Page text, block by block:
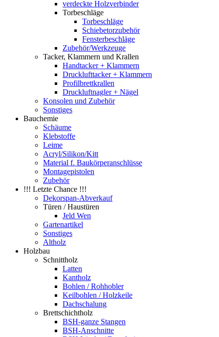
verdeckte Holzverbinder
Torbeschläge
Torbeschläge
Schiebetorzubehör
Fensterbeschläge
Zubehör/Werkzeuge
Tacker, Klammern und Krallen
Handtacker + Klammern
Drucklufttacker + Klammern
Profilbrettkrallen
Druckluftnagler + Nägel
Konsolen und Zubehör
Sonstiges
Bauchemie
Schäume
Klebstoffe
Leime
Acryl/Silikon/Kitt
Material f. Baukörperanschlüsse
Montagepistolen
Zubehör
!!! Letzte Chance !!!
Dekorspan-Abverkauf
Türen / Haustüren
Jeld Wen
Gartenartikel
Sonstiges
Altholz
Holzbau
Schnittholz
Latten
Kantholz
Bohlen / Rohhobler
Keilbohlen / Holzkeile
Dachschalung
Brettschichtholz
BSH-ganze Stangen
BSH-Anschnitte